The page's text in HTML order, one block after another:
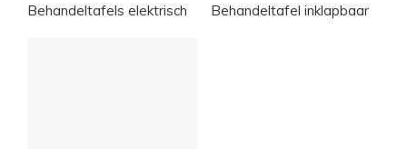
Behandeltafels elektrisch Behandeltafel inklapbaar